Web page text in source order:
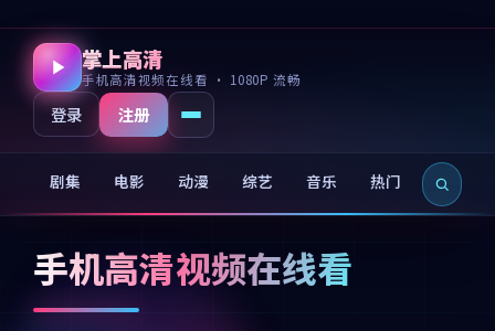
掌上高清
手机高清视频在线看 · 1080P 流畅
登录 注册
剧集 电影 动漫 综艺 音乐 热门 新片
手机高清视频在线看